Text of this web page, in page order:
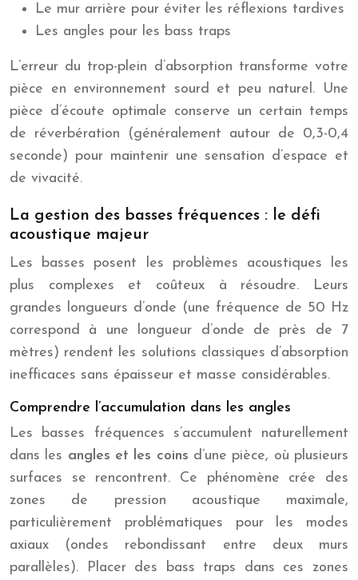
Le mur arrière pour éviter les réflexions tardives
Les angles pour les bass traps
L’erreur du trop-plein d’absorption transforme votre
pièce en environnement sourd et peu naturel. Une
pièce d’écoute optimale conserve un certain temps
de réverbération (généralement autour de 0,3-0,4
seconde) pour maintenir une sensation d’espace et
de vivacité.
La gestion des basses fréquences : le défi
acoustique majeur
Les basses posent les problèmes acoustiques les
plus complexes et coûteux à résoudre. Leurs
grandes longueurs d’onde (une fréquence de 50 Hz
correspond à une longueur d’onde de près de 7
mètres) rendent les solutions classiques d’absorption
inefficaces sans épaisseur et masse considérables.
Comprendre l’accumulation dans les angles
Les basses fréquences s’accumulent naturellement
dans les angles et les coins d’une pièce, où plusieurs
surfaces se rencontrent. Ce phénomène crée des
zones de pression acoustique maximale,
particulièrement problématiques pour les modes
axiaux (ondes rebondissant entre deux murs
parallèles). Placer des bass traps dans ces zones